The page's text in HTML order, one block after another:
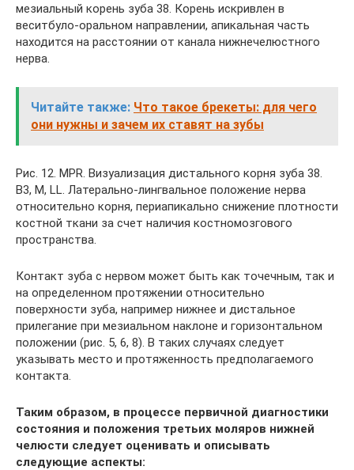
мезиальный корень зуба 38. Корень искривлен в
веситбуло-оральном направлении, апикальная часть
находится на расстоянии от канала нижнечелюстного
нерва.
Читайте также: Что такое брекеты: для чего
они нужны и зачем их ставят на зубы
Рис. 12. MPR. Визуализация дистального корня зуба 38.
В3, M, LL. Латерально-лингвальное положение нерва
относительно корня, периапикально снижение плотности
костной ткани за счет наличия костномозгового
пространства.
Контакт зуба с нервом может быть как точечным, так и
на определенном протяжении относительно
поверхности зуба, например нижнее и дистальное
прилегание при мезиальном наклоне и горизонтальном
положении (рис. 5, 6, 8). В таких случаях следует
указывать место и протяженность предполагаемого
контакта.
Таким образом, в процессе первичной диагностики
состояния и положения третьих моляров нижней
челюсти следует оценивать и описывать
следующие аспекты: